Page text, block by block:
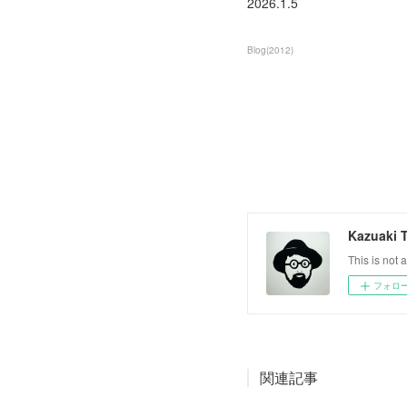
Blog(2012)
Kazuaki
This is not
フォロ
関連記事